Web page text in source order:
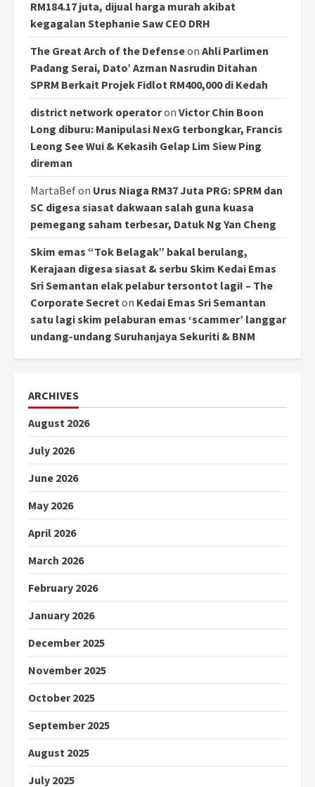
RM184.17 juta, dijual harga murah akibat
kegagalan Stephanie Saw CEO DRH
The Great Arch of the Defenseon Ahli Parlimen
Padang Serai, Dato’ Azman Nasrudin Ditahan
SPRM Berkait Projek Fidlot RM400,000 di Kedah
district network operatoron Victor Chin Boon
Long diburu: Manipulasi NexG terbongkar, Francis
Leong See Wui & Kekasih Gelap Lim Siew Ping
direman
MartaBefon Urus Niaga RM37 Juta PRG: SPRM dan
SC digesa siasat dakwaan salah guna kuasa
pemegang saham terbesar, Datuk Ng Yan Cheng
Skim emas “Tok Belagak” bakal berulang,
Kerajaan digesa siasat & serbu Skim Kedai Emas
Sri Semantan elak pelabur tersontot lagi! – The
Corporate Secreton Kedai Emas Sri Semantan
satu lagi skim pelaburan emas ‘scammer’ langgar
undang-undang Suruhanjaya Sekuriti & BNM
ARCHIVES
August 2026
July 2026
June 2026
May 2026
April 2026
March 2026
February 2026
January 2026
December 2025
November 2025
October 2025
September 2025
August 2025
July 2025